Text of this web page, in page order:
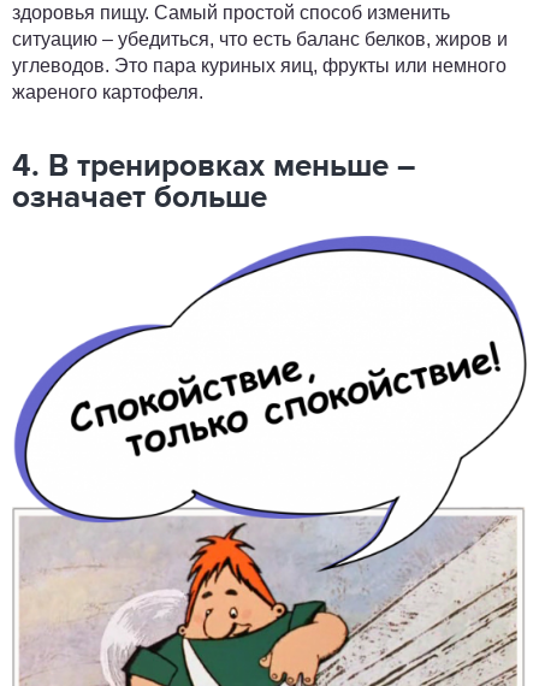
здоровья пищу. Самый простой способ изменить
ситуацию – убедиться, что есть баланс белков, жиров и
углеводов. Это пара куриных яиц, фрукты или немного
жареного картофеля.
4. В тренировках меньше –
означает больше